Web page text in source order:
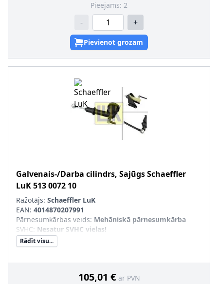
Pieejams: 2
- +
Pievienot grozam
Galvenais-/Darba cilindrs, SajūgsSchaeffler
LuK513 0072 10
Ražotājs: Schaeffler LuK
EAN: 4014870207991
Pārnesumkārbas veids: Mehāniskā pārnesumkārba
SVHC: Nesatur SVHC vielas!
Rādīt visu...
105,01 € ar PVN